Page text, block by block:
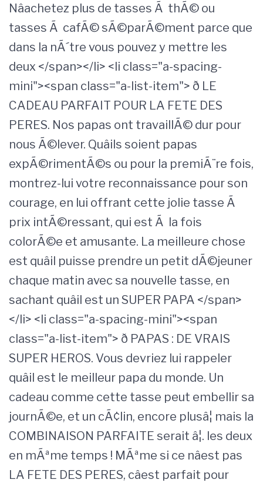
Nâachetez plus de tasses Ã thÃ© ou
tasses Ã cafÃ© sÃ©parÃ©ment parce que
dans la nÃ´tre vous pouvez y mettre les
deux </span></li> <li class="a-spacing-
mini"><span class="a-list-item"> ð LE
CADEAU PARFAIT POUR LA FETE DES
PERES. Nos papas ont travaillÃ© dur pour
nous Ã©lever. Quâils soient papas
expÃ©rimentÃ©s ou pour la premiÃ¨re fois,
montrez-lui votre reconnaissance pour son
courage, en lui offrant cette jolie tasse Ã
prix intÃ©ressant, qui est Ã la fois
colorÃ©e et amusante. La meilleure chose
est quâil puisse prendre un petit dÃ©jeuner
chaque matin avec sa nouvelle tasse, en
sachant quâil est un SUPER PAPA </span>
</li> <li class="a-spacing-mini"><span
class="a-list-item"> ð PAPAS : DE VRAIS
SUPER HEROS. Vous devriez lui rappeler
quâil est le meilleur papa du monde. Un
cadeau comme cette tasse peut embellir sa
journÃ©e, et un cÃ¢lin, encore plusâ¦ mais la
COMBINAISON PARFAITE serait â¦. les deux
en mÃªme temps ! MÃªme si ce nâest pas
LA FETE DES PERES, câest parfait pour